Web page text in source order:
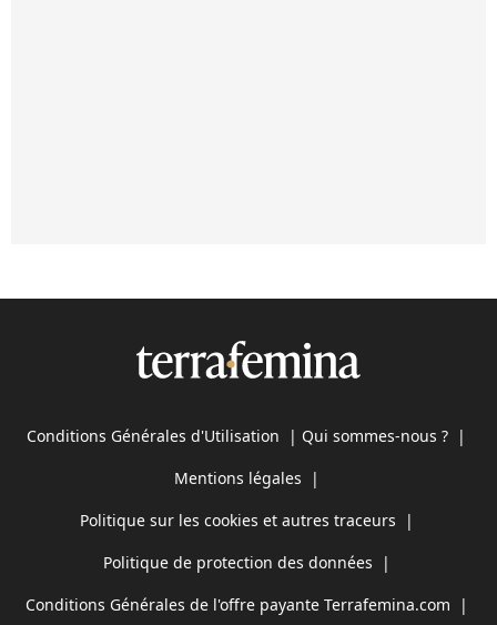
Conditions Générales d'Utilisation | Qui sommes-nous ? |
Mentions légales |
Politique sur les cookies et autres traceurs |
Politique de protection des données |
Conditions Générales de l'offre payante Terrafemina.com |